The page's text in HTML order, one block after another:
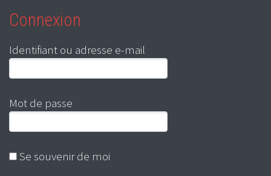
Connexion
Identifiant ou adresse e-mail
Mot de passe
Se souvenir de moi